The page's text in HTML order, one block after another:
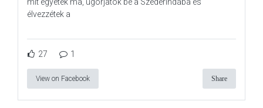
élvezzétek a
27 1
View on Facebook Share